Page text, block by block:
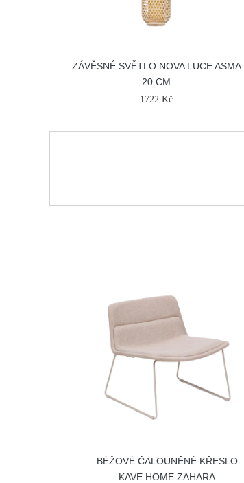
ZÁVĚSNÉ SVĚTLO NOVA LUCE ASMA
20 CM
1722 Kč
BÉŽOVÉ ČALOUNĚNÉ KŘESLO
KAVE HOME ZAHARA